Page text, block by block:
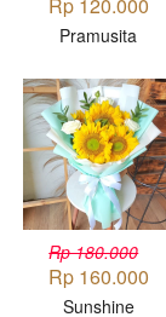
Pramusita
Rp 180.000
Rp 160.000
Sunshine